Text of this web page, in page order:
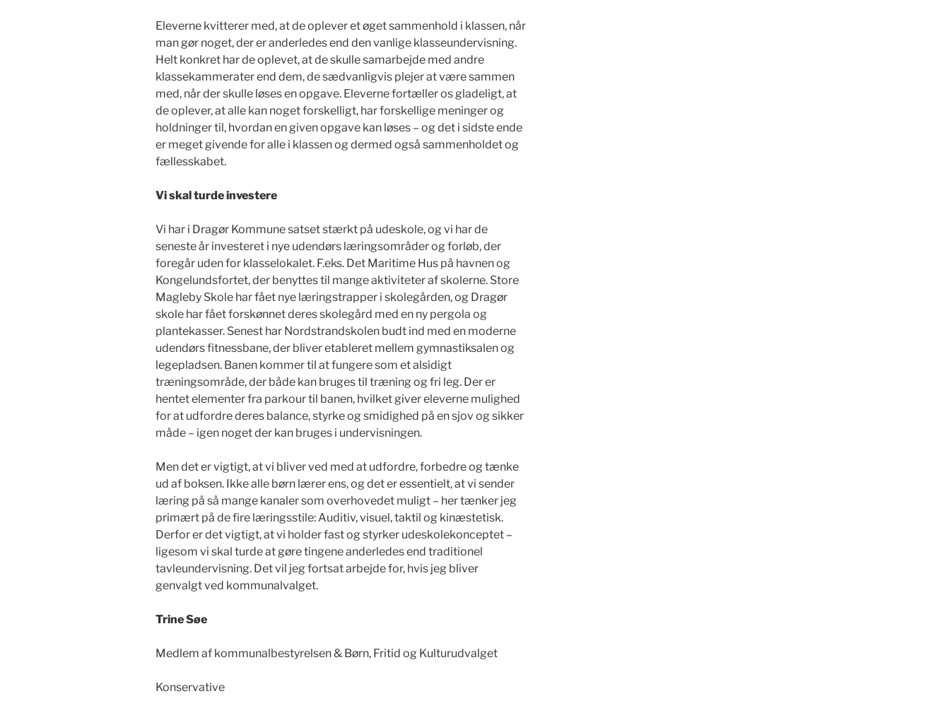
Eleverne kvitterer med, at de oplever et øget sammenhold i klassen, når
man gør noget, der er anderledes end den vanlige klasseundervisning.
Helt konkret har de oplevet, at de skulle samarbejde med andre
klassekammerater end dem, de sædvanligvis plejer at være sammen
med, når der skulle løses en opgave. Eleverne fortæller os gladeligt, at
de oplever, at alle kan noget forskelligt, har forskellige meninger og
holdninger til, hvordan en given opgave kan løses – og det i sidste ende
er meget givende for alle i klassen og dermed også sammenholdet og
fællesskabet.
Vi skal turde investere
Vi har i Dragør Kommune satset stærkt på udeskole, og vi har de
seneste år investeret i nye udendørs læringsområder og forløb, der
foregår uden for klasselokalet. F.eks. Det Maritime Hus på havnen og
Kongelundsfortet, der benyttes til mange aktiviteter af skolerne. Store
Magleby Skole har fået nye læringstrapper i skolegården, og Dragør
skole har fået forskønnet deres skolegård med en ny pergola og
plantekasser. Senest har Nordstrandskolen budt ind med en moderne
udendørs fitnessbane, der bliver etableret mellem gymnastiksalen og
legepladsen. Banen kommer til at fungere som et alsidigt
træningsområde, der både kan bruges til træning og fri leg. Der er
hentet elementer fra parkour til banen, hvilket giver eleverne mulighed
for at udfordre deres balance, styrke og smidighed på en sjov og sikker
måde – igen noget der kan bruges i undervisningen.
Men det er vigtigt, at vi bliver ved med at udfordre, forbedre og tænke
ud af boksen. Ikke alle børn lærer ens, og det er essentielt, at vi sender
læring på så mange kanaler som overhovedet muligt – her tænker jeg
primært på de fire læringsstile: Auditiv, visuel, taktil og kinæstetisk.
Derfor er det vigtigt, at vi holder fast og styrker udeskolekonceptet –
ligesom vi skal turde at gøre tingene anderledes end traditionel
tavleundervisning. Det vil jeg fortsat arbejde for, hvis jeg bliver
genvalgt ved kommunalvalget.
Trine Søe
Medlem af kommunalbestyrelsen & Børn, Fritid og Kulturudvalget
Konservative